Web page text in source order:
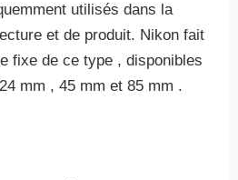
utilisés dans la
et de produit. Nikon fait
fixe de ce type , disponibles
mm , 45 mm et 85 mm .